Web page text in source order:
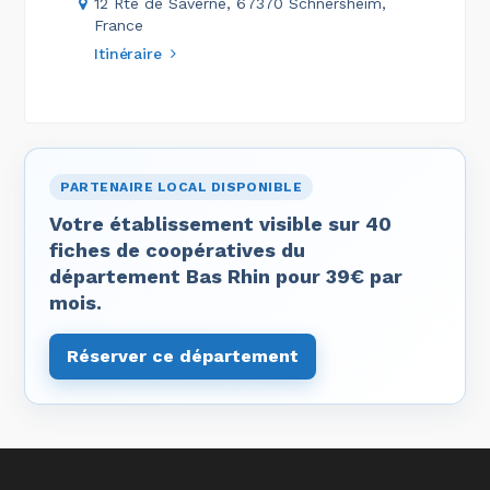
France
Itinéraire
PARTENAIRE LOCAL DISPONIBLE
Votre établissement visible sur 40
fiches de coopératives du
département Bas Rhin pour 39€ par
mois.
Réserver ce département